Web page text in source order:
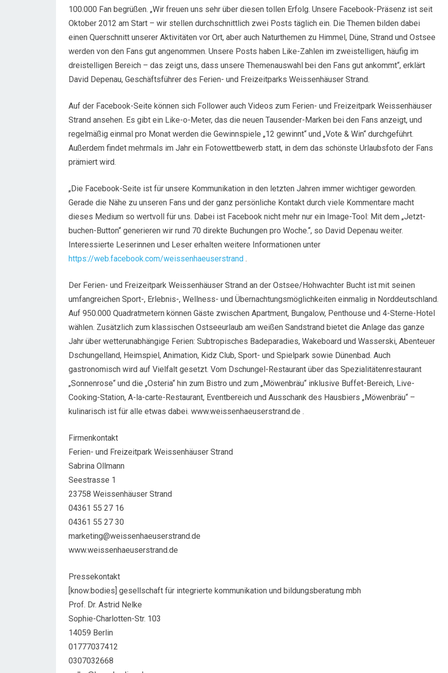
100.000 Fan begrüßen. „Wir freuen uns sehr über diesen tollen Erfolg. Unsere Facebook-Präsenz ist seit
Oktober 2012 am Start – wir stellen durchschnittlich zwei Posts täglich ein. Die Themen bilden dabei
einen Querschnitt unserer Aktivitäten vor Ort, aber auch Naturthemen zu Himmel, Düne, Strand und Ostsee
werden von den Fans gut angenommen. Unsere Posts haben Like-Zahlen im zweistelligen, häufig im
dreistelligen Bereich – das zeigt uns, dass unsere Themenauswahl bei den Fans gut ankommt“, erklärt
David Depenau, Geschäftsführer des Ferien- und Freizeitparks Weissenhäuser Strand.
Auf der Facebook-Seite können sich Follower auch Videos zum Ferien- und Freizeitpark Weissenhäuser
Strand ansehen. Es gibt ein Like-o-Meter, das die neuen Tausender-Marken bei den Fans anzeigt, und
regelmäßig einmal pro Monat werden die Gewinnspiele „12 gewinnt“ und „Vote & Win“ durchgeführt.
Außerdem findet mehrmals im Jahr ein Fotowettbewerb statt, in dem das schönste Urlaubsfoto der Fans
prämiert wird.
„Die Facebook-Seite ist für unsere Kommunikation in den letzten Jahren immer wichtiger geworden.
Gerade die Nähe zu unseren Fans und der ganz persönliche Kontakt durch viele Kommentare macht
dieses Medium so wertvoll für uns. Dabei ist Facebook nicht mehr nur ein Image-Tool: Mit dem „Jetzt-
buchen-Button“ generieren wir rund 70 direkte Buchungen pro Woche.“, so David Depenau weiter.
Interessierte Leserinnen und Leser erhalten weitere Informationen unter
https://web.facebook.com/weissenhaeuserstrand .
Der Ferien- und Freizeitpark Weissenhäuser Strand an der Ostsee/Hohwachter Bucht ist mit seinen
umfangreichen Sport-, Erlebnis-, Wellness- und Übernachtungsmöglichkeiten einmalig in Norddeutschland.
Auf 950.000 Quadratmetern können Gäste zwischen Apartment, Bungalow, Penthouse und 4-Sterne-Hotel
wählen. Zusätzlich zum klassischen Ostseeurlaub am weißen Sandstrand bietet die Anlage das ganze
Jahr über wetterunabhängige Ferien: Subtropisches Badeparadies, Wakeboard und Wasserski, Abenteuer
Dschungelland, Heimspiel, Animation, Kidz Club, Sport- und Spielpark sowie Dünenbad. Auch
gastronomisch wird auf Vielfalt gesetzt. Vom Dschungel-Restaurant über das Spezialitätenrestaurant
„Sonnenrose“ und die „Osteria“ hin zum Bistro und zum „Möwenbräu“ inklusive Buffet-Bereich, Live-
Cooking-Station, A-la-carte-Restaurant, Eventbereich und Ausschank des Hausbiers „Möwenbräu“ –
kulinarisch ist für alle etwas dabei. www.weissenhaeuserstrand.de .
Firmenkontakt
Ferien- und Freizeitpark Weissenhäuser Strand
Sabrina Ollmann
Seestrasse 1
23758 Weissenhäuser Strand
04361 55 27 16
04361 55 27 30
marketing@weissenhaeuserstrand.de
www.weissenhaeuserstrand.de
Pressekontakt
[know:bodies] gesellschaft für integrierte kommunikation und bildungsberatung mbh
Prof. Dr. Astrid Nelke
Sophie-Charlotten-Str. 103
14059 Berlin
01777037412
0307032668